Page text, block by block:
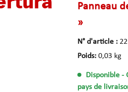
Panneau
»
N° d'article :
Poids: 0,03 kg
Disponible -
pays de